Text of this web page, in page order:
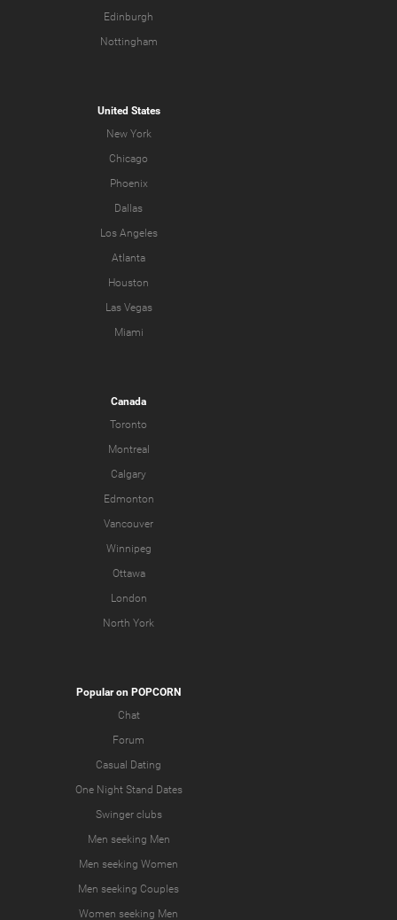
Edinburgh
Nottingham
United States
New York
Chicago
Phoenix
Dallas
Los Angeles
Atlanta
Houston
Las Vegas
Miami
Canada
Toronto
Montreal
Calgary
Edmonton
Vancouver
Winnipeg
Ottawa
London
North York
Popular on POPCORN
Chat
Forum
Casual Dating
One Night Stand Dates
Swinger clubs
Men seeking Men
Men seeking Women
Men seeking Couples
Women seeking Men